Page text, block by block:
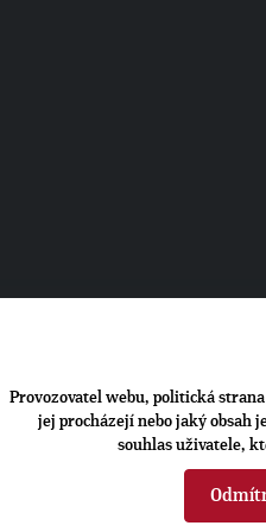
Provozovatel webu, politická
jej procházejí nebo jaký obsah
souhlas uživatele,